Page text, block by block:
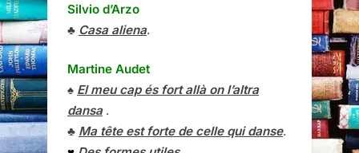
Silvio d’Arzo
♣ Casa aliena.
Martine Audet
♠ El meu cap és fort allà on l’altra
dansa.
♣ Ma tête est forte de celle qui danse.